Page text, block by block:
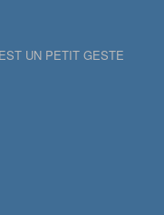
UN PETIT GESTE